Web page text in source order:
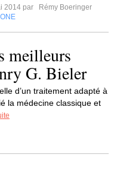
2014 par
Rémy Boeringer
meilleurs
G. Bieler
d’un traitement adapté à
la médecine classique et